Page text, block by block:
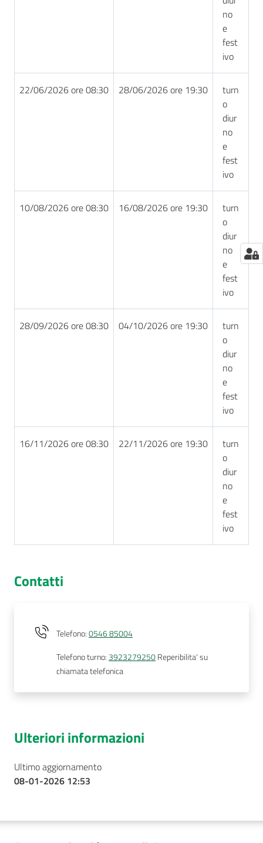
no
e
fest
ivo
22/06/2026 ore 08:30 28/06/2026 ore 19:30
turn
o
diur
no
e
fest
ivo
10/08/2026 ore 08:30 16/08/2026 ore 19:30
turn
o
diur
no
e
fest
ivo
28/09/2026 ore 08:30 04/10/2026 ore 19:30
turn
o
diur
no
e
fest
ivo
16/11/2026 ore 08:30 22/11/2026 ore 19:30
turn
o
diur
no
e
fest
ivo
Contatti
Telefono:0546 85004
Telefono turno: 3923279250Reperibilita' su
chiamata telefonica
Ulteriori informazioni
Ultimo aggiornamento
08-01-2026 12:53